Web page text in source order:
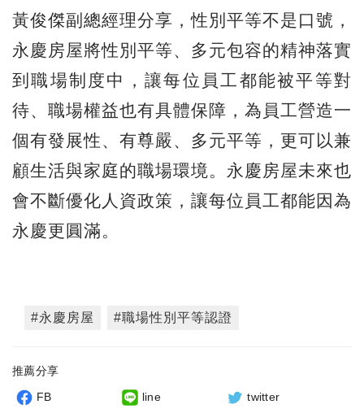
黃俊傑副總經理分享，性別平等不是口號，
永慶房屋將性別平等、多元包容的精神落實
到職場制度中，讓每位員工都能被平等對
待、職場權益也有具體保障，為員工營造一
個有發展性、有尊嚴、多元平等，更可以兼
顧生活與家庭的職場環境。永慶房屋未來也
會不斷優化人資政策，讓每位員工都能因為
永慶更圓滿。
#永慶房屋 #職場性別平等認證
推薦分享
FB line twitter